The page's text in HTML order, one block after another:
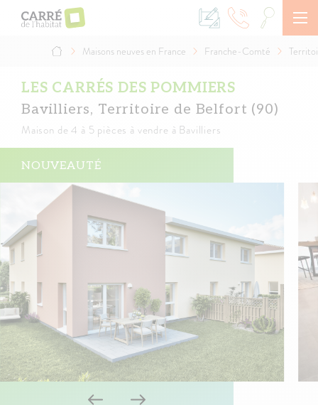
contenu
Maisons neuves en France Franche-Comté
LES CARRÉS DES POMMIERS
Bavilliers, Territoire de Belfort (90)
Maison de 4 à 5 pièces à vendre à Bavilliers
NOUVEAUTÉ